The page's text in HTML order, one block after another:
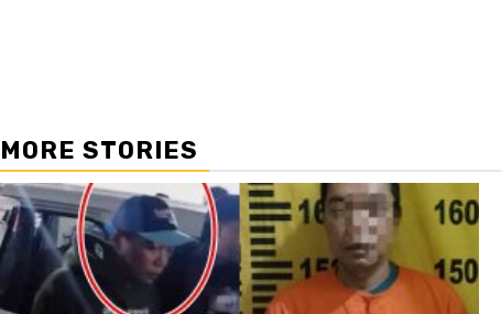
MORE STORIES